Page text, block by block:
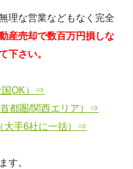
理な営業などもなく完全
産売却で数百万円損しな
下さい。
国OK）⇒
都圏/関西エリア）⇒
大手6社に一括）⇒
す。